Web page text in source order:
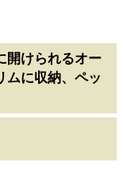
開けられるオー
ムに収納、ペッ